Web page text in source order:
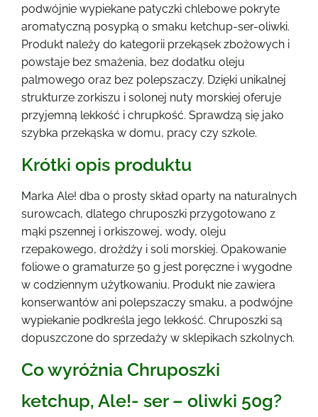
podwójnie wypiekane patyczki chlebowe pokryte
aromatyczną posypką o smaku ketchup-ser-oliwki.
Produkt należy do kategorii przekąsek zbożowych i
powstaje bez smażenia, bez dodatku oleju
palmowego oraz bez polepszaczy. Dzięki unikalnej
strukturze zorkiszu i solonej nuty morskiej oferuje
przyjemną lekkość i chrupkość. Sprawdzą się jako
szybka przekąska w domu, pracy czy szkole.
Krótki opis produktu
Marka Ale! dba o prosty skład oparty na naturalnych
surowcach, dlatego chruposzki przygotowano z
mąki pszennej i orkiszowej, wody, oleju
rzepakowego, drożdży i soli morskiej. Opakowanie
foliowe o gramaturze 50 g jest poręczne i wygodne
w codziennym użytkowaniu. Produkt nie zawiera
konserwantów ani polepszaczy smaku, a podwójne
wypiekanie podkreśla jego lekkość. Chruposzki są
dopuszczone do sprzedaży w sklepikach szkolnych.
Co wyróżnia Chruposzki
ketchup, Ale!- ser – oliwki 50g?